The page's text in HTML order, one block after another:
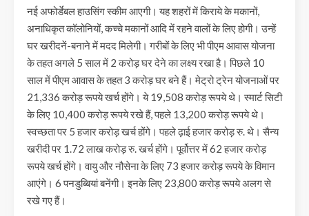
नई अफोर्डेबल हाउसिंग स्कीम आएगी। यह शहरों में किराये के मकानों,
अनाधिकृत कॉलोनियों, कच्चे मकानों आदि में रहने वालों के लिए होगी। उन्हें
घर खरीदनें-बनाने में मदद मिलेगी। गरीबों के लिए भी पीएम आवास योजना
के तहत अगले 5 साल में 2 करोड़ घर देने का लक्ष्य रखा है। पिछले 10
साल में पीएम आवास के तहत 3 करोड़ घर बने हैं। मेट्रो ट्रेन योजनाओं पर
21,336 करोड़ रूपये खर्च होंगे। ये 19,508 करोड़ रूपये थे। स्मार्ट सिटी
के लिए 10,400 करोड़ रूपये रखे हैं, पहले 13,200 करोड़ रूपये थे।
स्वच्छता पर 5 हजार करोड़ खर्च होंगे। पहले ढ़ाई हजार करोड़ रु. थे। सैन्य
खरीदी पर 1.72 लाख करोड़ रु. खर्च होंगे। पूर्वोत्तर में 62 हजार करोड़
रूपये खर्च होंगे। वायु और नौसेना के लिए 73 हजार करोड़ रूपये के विमान
आएंगे। 6 पनडुब्बियां बनेंगी। इनके लिए 23,800 करोड़ रूपये अलग से
रखे गए हैं।